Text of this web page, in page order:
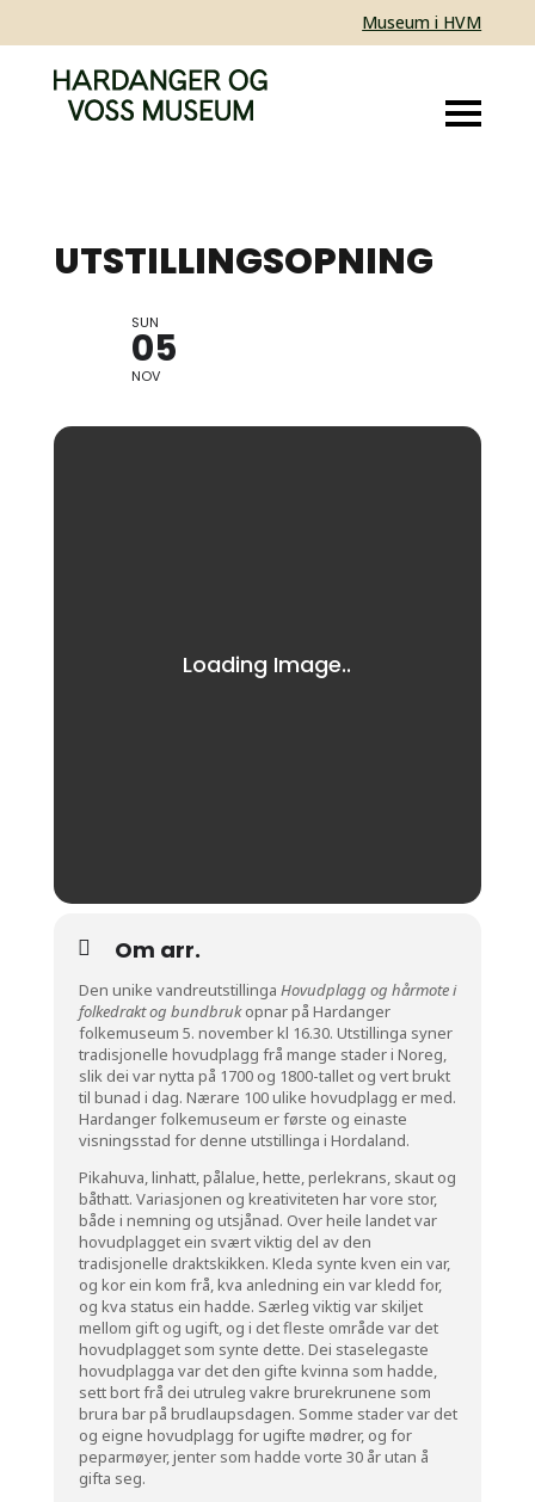
Museum i HVM
UTSTILLINGSOPNING
SUN
05
NOV
Om arr.
Den unike vandreutstillinga Hovudplagg og hårmote i
folkedrakt og bundbrukopnar på Hardanger
folkemuseum 5. november kl 16.30. Utstillinga syner
tradisjonelle hovudplagg frå mange stader i Noreg,
slik dei var nytta på 1700 og 1800-tallet og vert brukt
til bunad i dag. Nærare 100 ulike hovudplagg er med.
Hardanger folkemuseum er første og einaste
visningsstad for denne utstillinga i Hordaland.
Pikahuva, linhatt, pålalue, hette, perlekrans, skaut og
båthatt. Variasjonen og kreativiteten har vore stor,
både i nemning og utsjånad. Over heile landet var
hovudplagget ein svært viktig del av den
tradisjonelle draktskikken. Kleda synte kven ein var,
og kor ein kom frå, kva anledning ein var kledd for,
og kva status ein hadde. Særleg viktig var skiljet
mellom gift og ugift, og i det fleste område var det
hovudplagget som synte dette. Dei staselegaste
hovudplagga var det den gifte kvinna som hadde,
sett bort frå dei utruleg vakre brurekrunene som
brura bar på brudlaupsdagen. Somme stader var det
og eigne hovudplagg for ugifte mødrer, og for
peparmøyer, jenter som hadde vorte 30 år utan å
gifta seg.